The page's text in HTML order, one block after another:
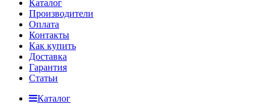
Каталог
Производители
Оплата
Контакты
Как купить
Доставка
Гарантия
Статьи
Каталог